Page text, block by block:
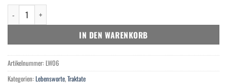
Nichts am Hut mit Gott? Menge
IN DEN WARENKORB
Artikelnummer: LW06
Kategorien: Lebensworte,Traktate